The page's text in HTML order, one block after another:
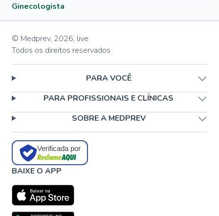
Ginecologista
© Medprev, 2026, live
Todos os direitos reservados
PARA VOCÊ
PARA PROFISSIONAIS E CLÍNICAS
SOBRE A MEDPREV
Verificada por
BAIXE O APP